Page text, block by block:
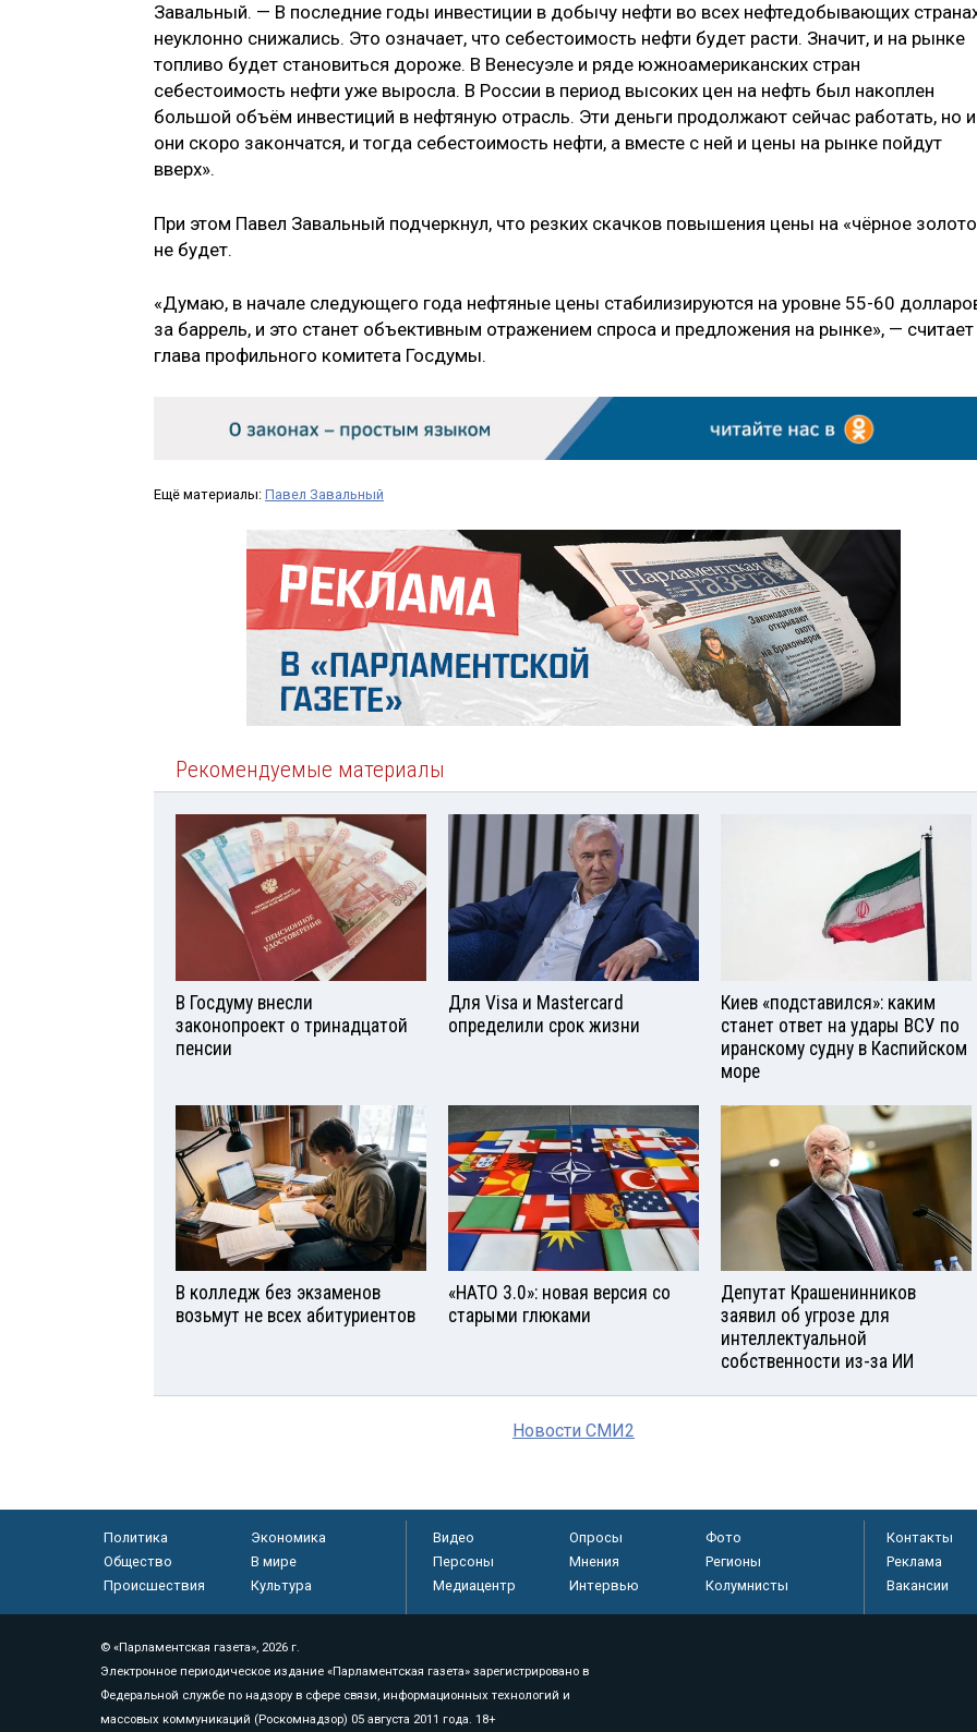
Завальный. — В последние годы инвестиции в добычу нефти во всех нефтедобывающих
неуклонно снижались. Это означает, что себестоимость нефти будет расти. Значит, и на рынке
топливо будет становиться дороже. В Венесуэле и ряде южноамериканских стран
себестоимость нефти уже выросла. В России в период высоких цен на нефть был накоплен
большой объём инвестиций в нефтяную отрасль. Эти деньги продолжают сейчас работать, но и
они скоро закончатся, и тогда себестоимость нефти, а вместе с ней и цены на рынке пойдут
вверх».
При этом Павел Завальный подчеркнул, что резких скачков повышения цены на «чёрное
не будет.
«Думаю, в начале следующего года нефтяные цены стабилизируются на уровне 55-60
за баррель, и это станет объективным отражением спроса и предложения на рынке», — считает
глава профильного комитета Госдумы.
Ещё материалы: Павел Завальный
Рекомендуемые материалы
В Госдуму внесли
законопроект о тринадцатой
пенсии
Для Visа и Mastercard
определили срок жизни
Киев «подставился»: каким
станет ответ на удары ВСУ по
иранскому судну в Каспийском
море
В колледж без экзаменов
возьмут не всех абитуриентов
«НАТО 3.0»: новая версия со
старыми глюками
Депутат Крашенинников
заявил об угрозе для
интеллектуальной
собственности из-за ИИ
Новости СМИ2
Политика
Экономика
Общество
В мире
Происшествия
Культура
Видео Опросы
Фото
Персоны
Мнения
Регионы
Медиацентр
Интервью Колумнисты
Контакты
Реклама
Вакансии
© «Парламентская газета», 2026 г.
Электронное периодическое издание «Парламентская газета» зарегистрировано в
Федеральной службе по надзору в сфере связи, информационных технологий и
массовых коммуникаций (Роскомнадзор) 05 августа 2011 года. 18+